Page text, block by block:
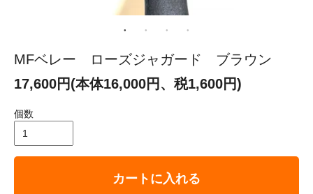
MFベレー ローズジャガード ブラウン
17,600円(本体16,000円、税1,600円)
個数
カートに入れる